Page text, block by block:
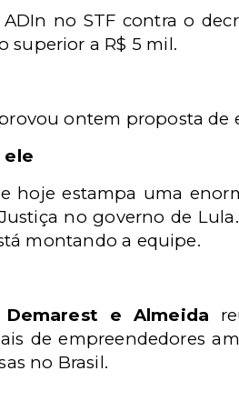
no STF contra o
superior a R$ 5 mil.
ontem proposta
ele
hoje estampa uma
no governo de
montando a equipe.
Demarest e Almeida
de empreendedores
no Brasil.